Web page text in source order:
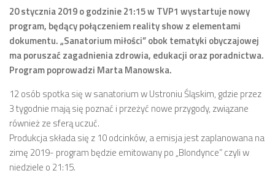
20 stycznia 2019 o godzinie 21:15 w TVP1 wystartuje nowy
program, będący połączeniem reality show z elementami
dokumentu. „Sanatorium miłości” obok tematyki obyczajowej
ma poruszać zagadnienia zdrowia, edukacji oraz poradnictwa.
Program poprowadzi Marta Manowska.
12 osób spotka się w sanatorium w Ustroniu Śląskim, gdzie przez
3 tygodnie mają się poznać i przeżyć nowe przygody, związane
również ze sferą uczuć.
Produkcja składa się z 10 odcinków, a emisja jest zaplanowana na
zimę 2019- program będzie emitowany po „Blondynce” czyli w
niedziele o 21:15.